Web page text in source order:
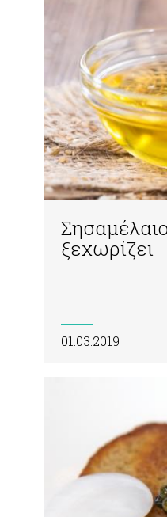
ξεχωρίζει
01.03.2019